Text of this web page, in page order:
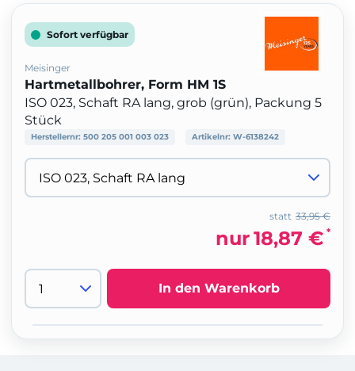
Sofort verfügbar
Meisinger
Hartmetallbohrer, Form HM 1S
ISO 023, Schaft RA lang, grob (grün), Packung 5
Stück
Herstellernr: 500 205 001 003 023 Artikelnr: W-6138242
33,95 €
statt
nur18,87 € *
In den Warenkorb